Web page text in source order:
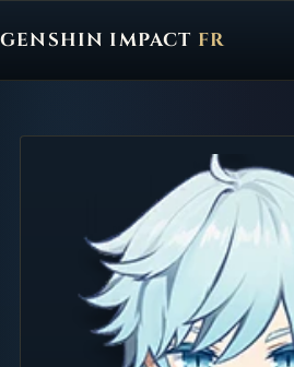
GENSHIN IMPACT FR
Genshin Impact FR, retour à l'accueil